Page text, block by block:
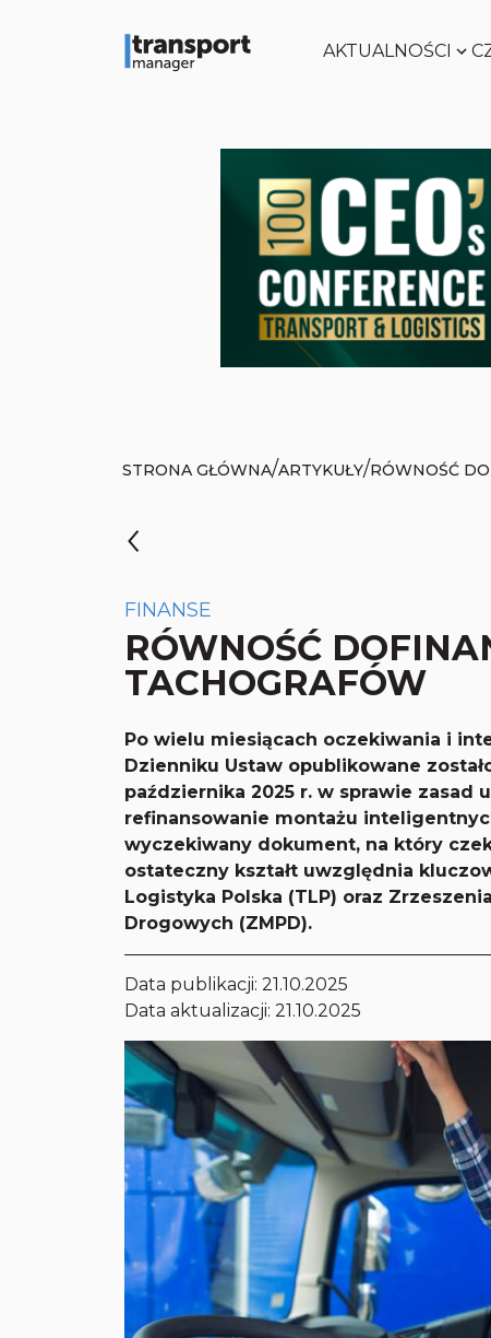
AKTUALNOŚCI
STRONA GŁÓWNA/ARTYKUŁY/RÓWNOŚĆ
FINANSE
RÓWNOŚĆ
TACHOGRAFÓW
Po wielu miesiącach oczekiwania i
Dzienniku Ustaw opublikowane
października 2025 r. w sprawie zasad
refinansowanie montażu
wyczekiwany dokument, na który
ostateczny kształt uwzględnia
Logistyka Polska (TLP) oraz
Drogowych (ZMPD).
Data publikacji:21.10.2025
Data aktualizacji: 21.10.2025